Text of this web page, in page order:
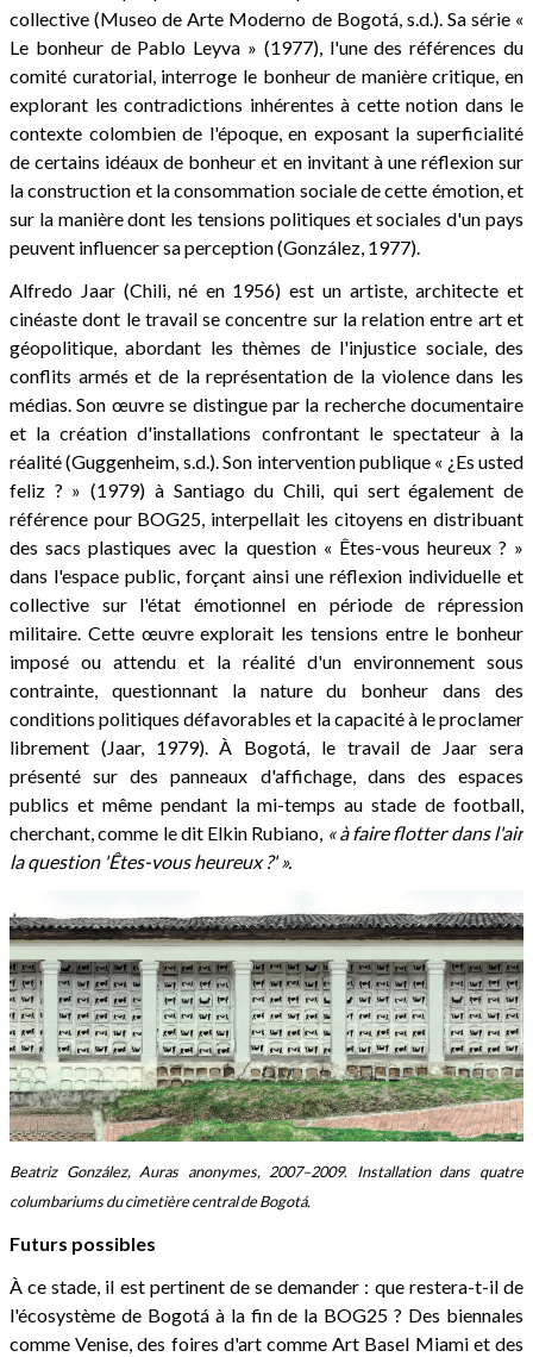
collective (Museo de Arte Moderno de Bogotá, s.d.). Sa série «
Le bonheur de Pablo Leyva » (1977), l'une des références du
comité curatorial, interroge le bonheur de manière critique, en
explorant les contradictions inhérentes à cette notion dans le
contexte colombien de l'époque, en exposant la superficialité
de certains idéaux de bonheur et en invitant à une réflexion sur
la construction et la consommation sociale de cette émotion, et
sur la manière dont les tensions politiques et sociales d'un pays
peuvent influencer sa perception (González, 1977).
Alfredo Jaar (Chili, né en 1956) est un artiste, architecte et
cinéaste dont le travail se concentre sur la relation entre art et
géopolitique, abordant les thèmes de l'injustice sociale, des
conflits armés et de la représentation de la violence dans les
médias. Son œuvre se distingue par la recherche documentaire
et la création d'installations confrontant le spectateur à la
réalité (Guggenheim, s.d.). Son intervention publique « ¿Es usted
feliz ? » (1979) à Santiago du Chili, qui sert également de
référence pour BOG25, interpellait les citoyens en distribuant
des sacs plastiques avec la question « Êtes-vous heureux ? »
dans l'espace public, forçant ainsi une réflexion individuelle et
collective sur l'état émotionnel en période de répression
militaire. Cette œuvre explorait les tensions entre le bonheur
imposé ou attendu et la réalité d'un environnement sous
contrainte, questionnant la nature du bonheur dans des
conditions politiques défavorables et la capacité à le proclamer
librement (Jaar, 1979). À Bogotá, le travail de Jaar sera
présenté sur des panneaux d'affichage, dans des espaces
publics et même pendant la mi-temps au stade de football,
cherchant, comme le dit Elkin Rubiano, « à faire flotter dans l'air
la question 'Êtes-vous heureux ?' ».
Beatriz González, Auras anonymes, 2007–2009. Installation dans quatre
columbariums du cimetière central de Bogotá.
Futurs possibles
À ce stade, il est pertinent de se demander : que restera-t-il de
l'écosystème de Bogotá à la fin de la BOG25 ? Des biennales
comme Venise, des foires d'art comme Art Basel Miami et des